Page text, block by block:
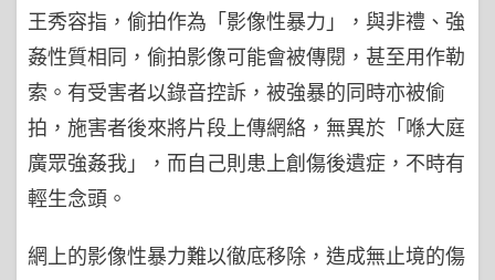
王秀容指，偷拍作為「影像性暴力」，與非禮、強
姦性質相同，偷拍影像可能會被傳閱，甚至用作勒
索。有受害者以錄音控訴，被強暴的同時亦被偷
拍，施害者後來將片段上傳網絡，無異於「喺大庭
廣眾強姦我」，而自己則患上創傷後遺症，不時有
輕生念頭。
網上的影像性暴力難以徹底移除，造成無止境的傷